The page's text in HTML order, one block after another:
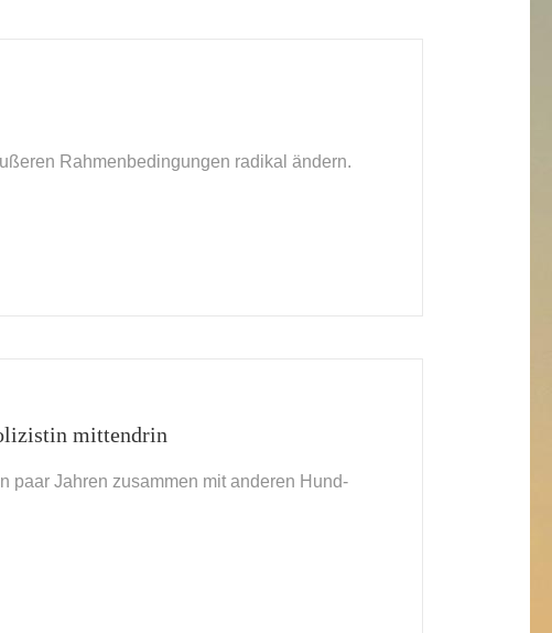
Rahmenbedingungen radikal ändern.
mittendrin
paar Jahren zusammen mit anderen Hund-